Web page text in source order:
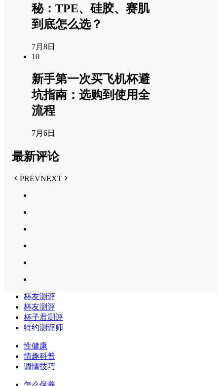
秘：TPE、硅胶、赛肌
到底怎么选？
7月8日
10
新手第一次买飞机杯避
坑指南：选购到使用全
流程
7月6日
最新评论
PREVNEXT
杯友测评
杯友测评
杯子君测评
特约测评师
性健康
情趣科普
调情技巧